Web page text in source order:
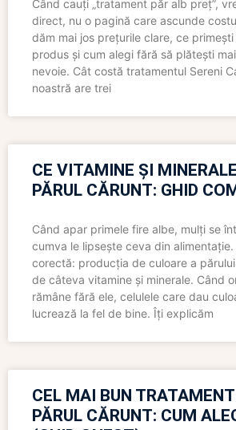
Când cauți „tratament păr alb preț”,
direct, nu o pagină care ascunde
dăm mai jos prețurile clare, ce
produs și cum alegi fără să plătești
nevoie. Cât costă tratamentul Sereni
noastră are trei
CE VITAMINE ȘI
PĂRUL CĂRUNT: GHID
Când apar primele fire albe, mulți se
cumva le lipsește ceva din
corectă: producția de culoare a
de câteva vitamine și minerale. Când
rămâne fără ele, celulele care dau
lucrează la fel de bine. Îți explicăm
CEL MAI BUN
PĂRUL CĂRUNT: CUM